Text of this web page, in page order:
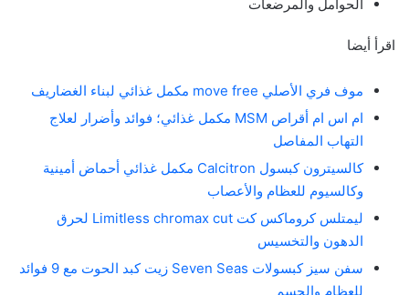
الحوامل والمرضعات
اقرأ أيضا
موف فري الأصلي move free مكمل غذائي لبناء الغضاريف
ام اس ام أقراص MSM مكمل غذائي؛ فوائد وأضرار لعلاج
التهاب المفاصل
كالسيترون كبسول Calcitron مكمل غذائي أحماض أمينية
وكالسيوم للعظام والأعصاب
ليمتلس كروماكس كت Limitless chromax cut لحرق
الدهون والتخسيس
سفن سيز كبسولات Seven Seas زيت كبد الحوت مع 9 فوائد
للعظام والجسم